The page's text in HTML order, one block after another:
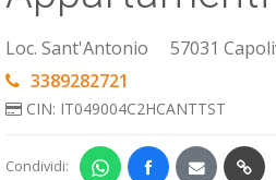
Loc. Sant'Antonio
57031
3389282721
CIN: IT049004C2HCANTTST
Condividi: